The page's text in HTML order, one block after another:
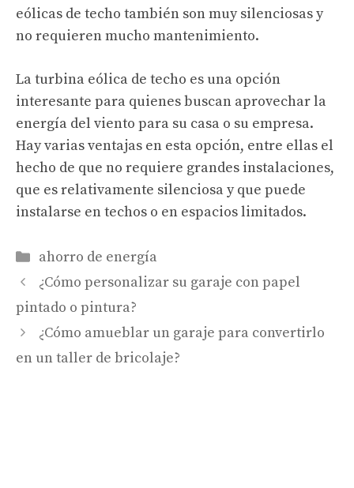
eólicas de techo también son muy silenciosas y
no requieren mucho mantenimiento.
La turbina eólica de techo es una opción
interesante para quienes buscan aprovechar la
energía del viento para su casa o su empresa.
Hay varias ventajas en esta opción, entre ellas el
hecho de que no requiere grandes instalaciones,
que es relativamente silenciosa y que puede
instalarse en techos o en espacios limitados.
Categorías
ahorro de energía
¿Cómo personalizar su garaje con papel
pintado o pintura?
¿Cómo amueblar un garaje para convertirlo
en un taller de bricolaje?